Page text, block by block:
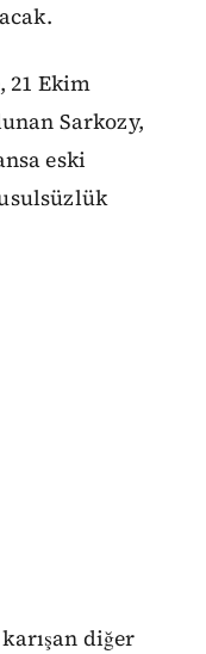
21 Ekim
Sarkozy,
eski
diğer